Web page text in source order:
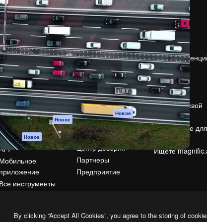
помощник
ИИ
видео
голоса
основе ИИ
Стоковый контент
для
ChatGPT
Новое
Агенты Новое
Мобильное
приложение
Все инструменты
Academy
Документация по
Пакету ИИ
Служба
поддержки
Условия и
положения
Политика
конфиденциальности
Оригиналы Новое
Политика файлов
cookie
Центр доверия
Партнеры
Предприятие
Цены
О нас
Reviews
Вакансии
Поиск
Блог
События
Slidesgo
Продайте свой
Помещение для
прессы
Ищете
By clicking “Accept All Cookies”, you agree to the storing of